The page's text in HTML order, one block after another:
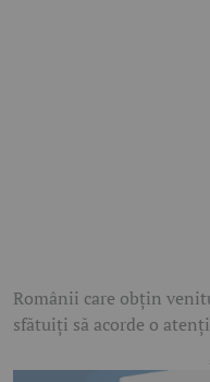
Românii care obțin
sfătuiți să acorde o